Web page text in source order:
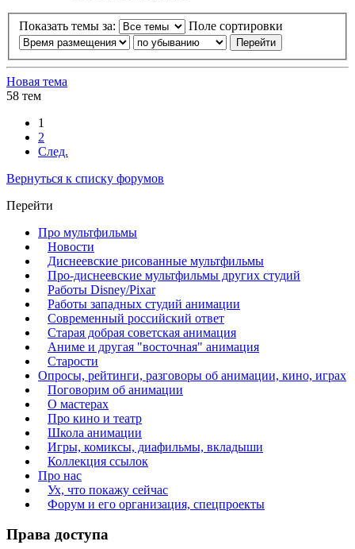
Показать темы за: Поле сортировки
Новая тема
58 тем
1
2
След.
Вернуться к списку форумов
Перейти
Про мультфильмы
Новости
Диснеевские рисованные мультфильмы
Про-диснеевские мультфильмы других студий
Работы Disney/Pixar
Работы западных студий анимации
Современный российский ответ
Старая добрая советская анимация
Аниме и другая "восточная" анимация
Старости
Опросы, рейтинги, разговоры об анимации, кино, играх
Поговорим об анимации
О мастерах
Про кино и театр
Школа анимации
Игры, комиксы, диафильмы, вкладыши
Коллекция ссылок
Про нас
Ух, что покажу сейчас
Форум и его организация, спецпроекты
Права доступа